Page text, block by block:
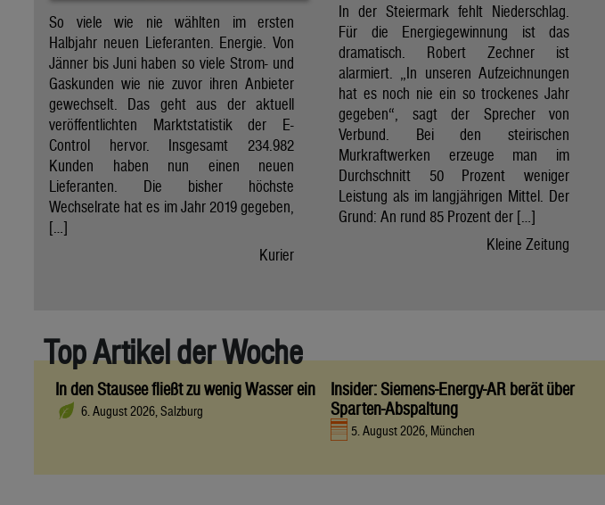
So viele wie nie wählten im ersten
Halbjahr neuen Lieferanten. Energie. Von
Jänner bis Juni haben so viele Strom- und
Gaskunden wie nie zuvor ihren Anbieter
gewechselt. Das geht aus der aktuell
veröffentlichten Marktstatistik der E-
Control hervor. Insgesamt 234.982
Kunden haben nun einen neuen
Lieferanten. Die bisher höchste
Wechselrate hat es im Jahr 2019 gegeben,
[…]
Kurier
In der Steiermark fehlt Niederschlag.
Für die Energiegewinnung ist das
dramatisch. Robert Zechner ist
alarmiert. „In unseren Aufzeichnungen
hat es noch nie ein so trockenes Jahr
gegeben“, sagt der Sprecher von
Verbund. Bei den steirischen
Murkraftwerken erzeuge man im
Durchschnitt 50 Prozent weniger
Leistung als im langjährigen Mittel. Der
Grund: An rund 85 Prozent der […]
Kleine Zeitung
Top Artikel der Woche
In den Stausee fließt zu wenig Wasser ein
6. August 2026, Salzburg
Insider: Siemens-Energy-AR berät über
Sparten-Abspaltung
5. August 2026, München